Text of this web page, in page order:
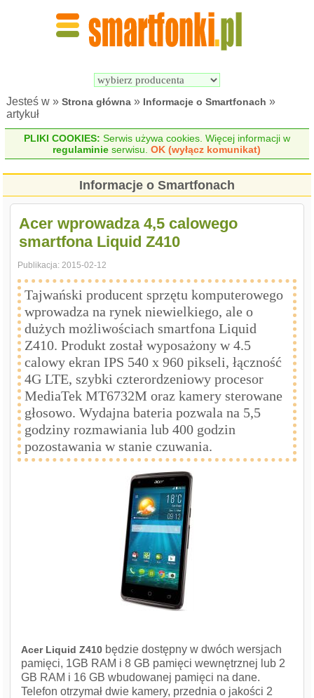
Jesteś w »Strona główna » Informacje o Smartfonach »
artykuł
PLIKI COOKIES: Serwis używa cookies. Więcej informacji w
regulaminie serwisu.OK (wyłącz komunikat)
Informacje o Smartfonach
Acer wprowadza 4,5 calowego
smartfona Liquid Z410
Publikacja:2015-02-12
Tajwański producent sprzętu komputerowego
wprowadza na rynek niewielkiego, ale o
dużych możliwościach smartfona Liquid
Z410. Produkt został wyposażony w 4.5
calowy ekran IPS 540 x 960 pikseli, łączność
4G LTE, szybki czterordzeniowy procesor
MediaTek MT6732M oraz kamery sterowane
głosowo. Wydajna bateria pozwala na 5,5
godziny rozmawiania lub 400 godzin
pozostawania w stanie czuwania.
Acer Liquid Z410 będzie dostępny w dwóch wersjach
pamięci, 1GB RAM i 8 GB pamięci wewnętrznej lub 2
GB RAM i 16 GB wbudowanej pamięci na dane.
Telefon otrzymał dwie kamery, przednia o jakości 2